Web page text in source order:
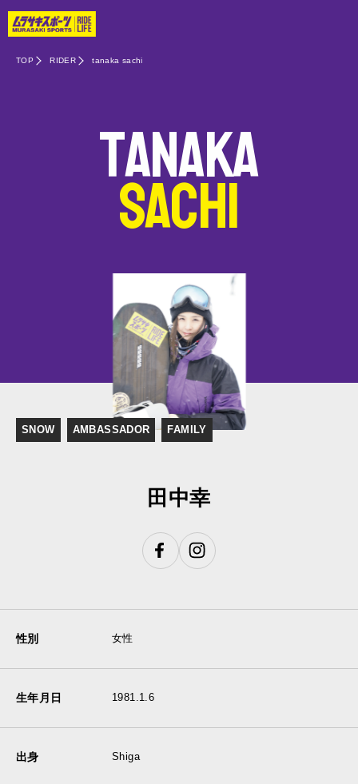
TOP RIDER tanaka sachi
tanaka
sachi
SNOW AMBASSADOR FAMILY
田中幸
性別 女性
生年月日 1981.1.6
出身 Shiga